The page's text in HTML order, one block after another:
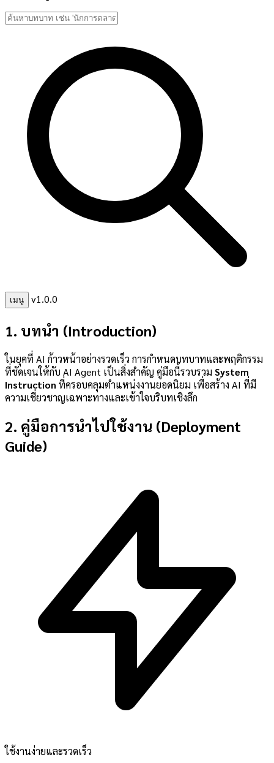
เมนู v1.0.0
1. บทนำ (Introduction)
ในยุคที่ AI ก้าวหน้าอย่างรวดเร็ว การกำหนดบทบาทและพฤติกรรม
ที่ชัดเจนให้กับ AI Agent เป็นสิ่งสำคัญ คู่มือนี้รวบรวม System
Instruction ที่ครอบคลุมตำแหน่งงานยอดนิยม เพื่อสร้าง AI ที่มี
ความเชี่ยวชาญเฉพาะทางและเข้าใจบริบทเชิงลึก
2. คู่มือการนำไปใช้งาน (Deployment
Guide)
ใช้งานง่ายและรวดเร็ว